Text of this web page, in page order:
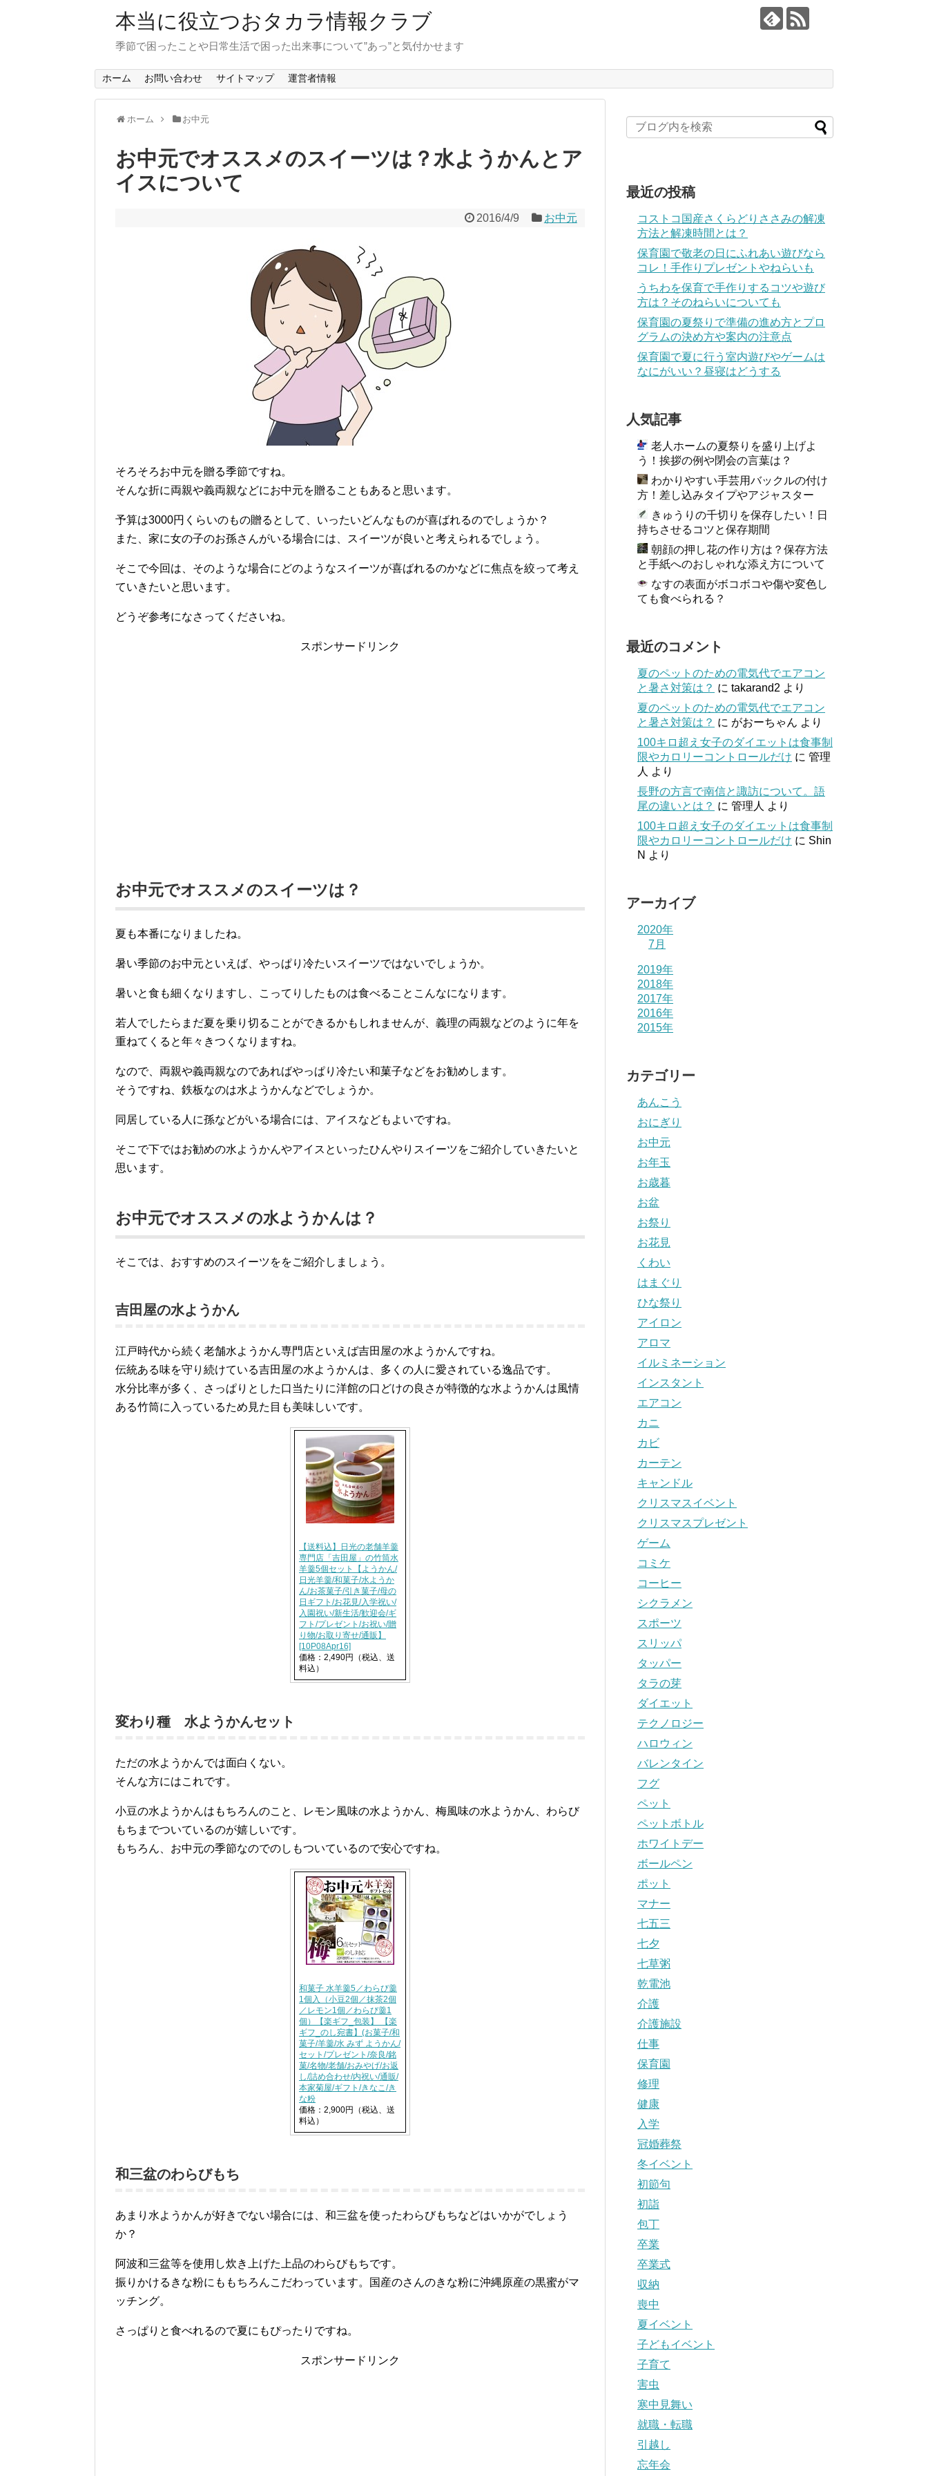
本当に役立つおタカラ情報クラブ
季節で困ったことや日常生活で困った出来事について”あっ”と気付かせます
ホーム お問い合わせ サイトマップ 運営者情報
ホーム お中元
お中元でオススメのスイーツは？水ようかんとア
イスについて
2016/4/9 お中元
そろそろお中元を贈る季節ですね。
そんな折に両親や義両親などにお中元を贈ることもあると思います。
予算は3000円くらいのもの贈るとして、いったいどんなものが喜ばれるのでしょうか？
また、家に女の子のお孫さんがいる場合には、スイーツが良いと考えられるでしょう。
そこで今回は、そのような場合にどのようなスイーツが喜ばれるのかなどに焦点を絞って考え
ていきたいと思います。
どうぞ参考になさってくださいね。
スポンサードリンク
お中元でオススメのスイーツは？
夏も本番になりましたね。
暑い季節のお中元といえば、やっぱり冷たいスイーツではないでしょうか。
暑いと食も細くなりますし、こってりしたものは食べることこんなになります。
若人でしたらまだ夏を乗り切ることができるかもしれませんが、義理の両親などのように年を
重ねてくると年々きつくなりますね。
なので、両親や義両親なのであればやっぱり冷たい和菓子などをお勧めします。
そうですね、鉄板なのは水ようかんなどでしょうか。
同居している人に孫などがいる場合には、アイスなどもよいですね。
そこで下ではお勧めの水ようかんやアイスといったひんやりスイーツをご紹介していきたいと
思います。
お中元でオススメの水ようかんは？
そこでは、おすすめのスイーツををご紹介しましょう。
吉田屋の水ようかん
江戸時代から続く老舗水ようかん専門店といえば吉田屋の水ようかんですね。
伝統ある味を守り続けている吉田屋の水ようかんは、多くの人に愛されている逸品です。
水分比率が多く、さっぱりとした口当たりに洋館の口どけの良さが特徴的な水ようかんは風情
ある竹筒に入っているため見た目も美味しいです。
【送料込】日光の老舗羊羹
専門店「吉田屋」の竹筒水
羊羹5個セット【ようかん/
日光羊羹/和菓子/水ようか
ん/お茶菓子/引き菓子/母の
日ギフト/お花見/入学祝い/
入園祝い/新生活/歓迎会/ギ
フト/プレゼント/お祝い/贈
り物/お取り寄せ/通販】
[10P08Apr16]
価格：2,490円（税込、送
料込）
変わり種 水ようかんセット
ただの水ようかんでは面白くない。
そんな方にはこれです。
小豆の水ようかんはもちろんのこと、レモン風味の水ようかん、梅風味の水ようかん、わらび
もちまでついているのが嬉しいです。
もちろん、お中元の季節なのでのしもついているので安心ですね。
和菓子 水羊羹5／わらび羹
1個入（小豆2個／抹茶2個
／レモン1個／わらび羹1
個）【楽ギフ_包装】 【楽
ギフ_のし宛書】(お菓子/和
菓子/羊羹/水 みず ようかん/
セット/プレゼント/奈良/銘
菓/名物/老舗/おみやげ/お返
し/詰め合わせ/内祝い/通販/
本家菊屋/ギフト/きなこ/き
な粉
価格：2,900円（税込、送
料込）
和三盆のわらびもち
あまり水ようかんが好きでない場合には、和三盆を使ったわらびもちなどはいかがでしょう
か？
阿波和三盆等を使用し炊き上げた上品のわらびもちです。
振りかけるきな粉にももちろんこだわっています。国産のさんのきな粉に沖縄原産の黒蜜がマ
ッチング。
さっぱりと食べれるので夏にもぴったりですね。
スポンサードリンク
最近の投稿
コストコ国産さくらどりささみの解凍
方法と解凍時間とは？
保育園で敬老の日にふれあい遊びなら
コレ！手作りプレゼントやねらいも
うちわを保育で手作りするコツや遊び
方は？そのねらいについても
保育園の夏祭りで準備の進め方とプロ
グラムの決め方や案内の注意点
保育園で夏に行う室内遊びやゲームは
なにがいい？昼寝はどうする
人気記事
老人ホームの夏祭りを盛り上げよ
う！挨拶の例や閉会の言葉は？
わかりやすい手芸用バックルの付け
方！差し込みタイプやアジャスター
きゅうりの千切りを保存したい！日
持ちさせるコツと保存期間
朝顔の押し花の作り方は？保存方法
と手紙へのおしゃれな添え方について
なすの表面がボコボコや傷や変色し
ても食べられる？
最近のコメント
夏のペットのための電気代でエアコン
と暑さ対策は？ に takarand2 より
夏のペットのための電気代でエアコン
と暑さ対策は？ に がおーちゃん より
100キロ超え女子のダイエットは食事制
限やカロリーコントロールだけ に 管理
人 より
長野の方言で南信と諏訪について。語
尾の違いとは？ に 管理人 より
100キロ超え女子のダイエットは食事制
限やカロリーコントロールだけ に Shin
N より
アーカイブ
2020年
7月
2019年
2018年
2017年
2016年
2015年
カテゴリー
あんこう
おにぎり
お中元
お年玉
お歳暮
お盆
お祭り
お花見
くわい
はまぐり
ひな祭り
アイロン
アロマ
イルミネーション
インスタント
エアコン
カニ
カビ
カーテン
キャンドル
クリスマスイベント
クリスマスプレゼント
ゲーム
コミケ
コーヒー
シクラメン
スポーツ
スリッパ
タッパー
タラの芽
ダイエット
テクノロジー
ハロウィン
バレンタイン
フグ
ペット
ペットボトル
ホワイトデー
ボールペン
ポット
マナー
七五三
七夕
七草粥
乾電池
介護
介護施設
仕事
保育園
修理
健康
入学
冠婚葬祭
冬イベント
初節句
初詣
包丁
卒業
卒業式
収納
喪中
夏イベント
子どもイベント
子育て
害虫
寒中見舞い
就職・転職
引越し
忘年会